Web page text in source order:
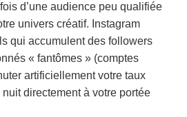
d’une audience peu qualifiée
univers créatif. Instagram
qui accumulent des followers
« fantômes » (comptes
artificiellement votre taux
directement à votre portée